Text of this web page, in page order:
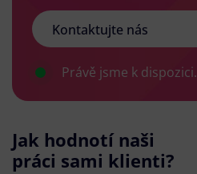
Kontaktujte nás
Právě jsme k dispozici.
Jak hodnotí naši
práci sami klienti?